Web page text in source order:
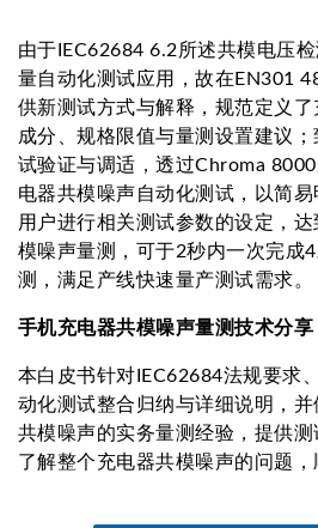
由于IEC62684 6.2所述共模电压
量自动化测试应用，故在EN301
供新测试方式与解释，规范定义
成分、规格限值与量测设置建议
试验证与调适，透过Chroma
电器共模噪声自动化测试，以简
用户进行相关测试参数的设定，
模噪声量测，可于2秒内一次完成
测，满足产线快速量产测试需求。
手机充电器共模噪声量测技术分享
本白皮书针对IEC62684法规要求
动化测试整合归纳与详细说明，
共模噪声的实务量测经验，提供
了解整个充电器共模噪声的问题，